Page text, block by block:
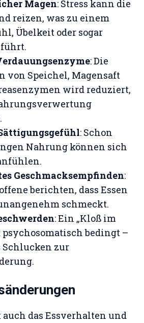
Magen: Stress kann die
reizen, was zu einem
Übelkeit oder sogar
: Die
von Speichel, Magensaft
wird reduziert,
: Schon
Nahrung können sich
Geschmacksempfinden:
berichten, dass Essen
schmeckt.
: Ein „Kloß im
psychosomatisch bedingt –
Schlucken zur
auch das Essverhalten und